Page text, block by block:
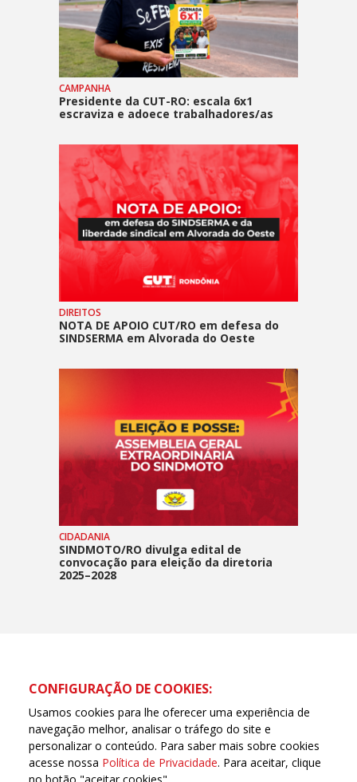
CAMPANHA
Presidente da CUT-RO: escala 6x1
escraviza e adoece trabalhadores/as
DIREITOS
NOTA DE APOIO CUT/RO em defesa do
SINDSERMA em Alvorada do Oeste
CIDADANIA
SINDMOTO/RO divulga edital de
convocação para eleição da diretoria
2025–2028
CONFIGURAÇÃO DE COOKIES:
Usamos cookies para lhe oferecer uma experiência de
navegação melhor, analisar o tráfego do site e
personalizar o conteúdo. Para saber mais sobre cookies
acesse nossa Política de Privacidade. Para aceitar, clique